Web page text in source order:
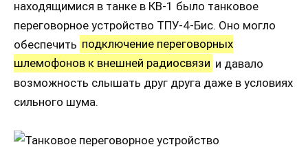
находящимися в танке в КВ-1 было танковое
переговорное устройство ТПУ-4-Бис. Оно могло
обеспечить подключение переговорных
шлемофонов к внешней радиосвязи и давало
возможность слышать друг друга даже в условиях
сильного шума.